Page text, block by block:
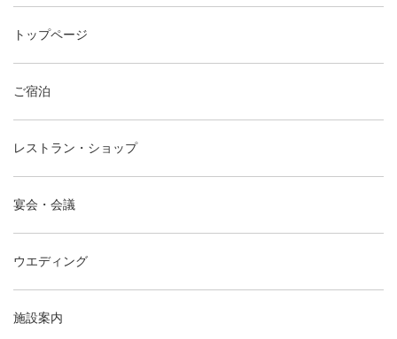
トップページ
ご宿泊
レストラン・ショップ
宴会・会議
ウエディング
施設案内